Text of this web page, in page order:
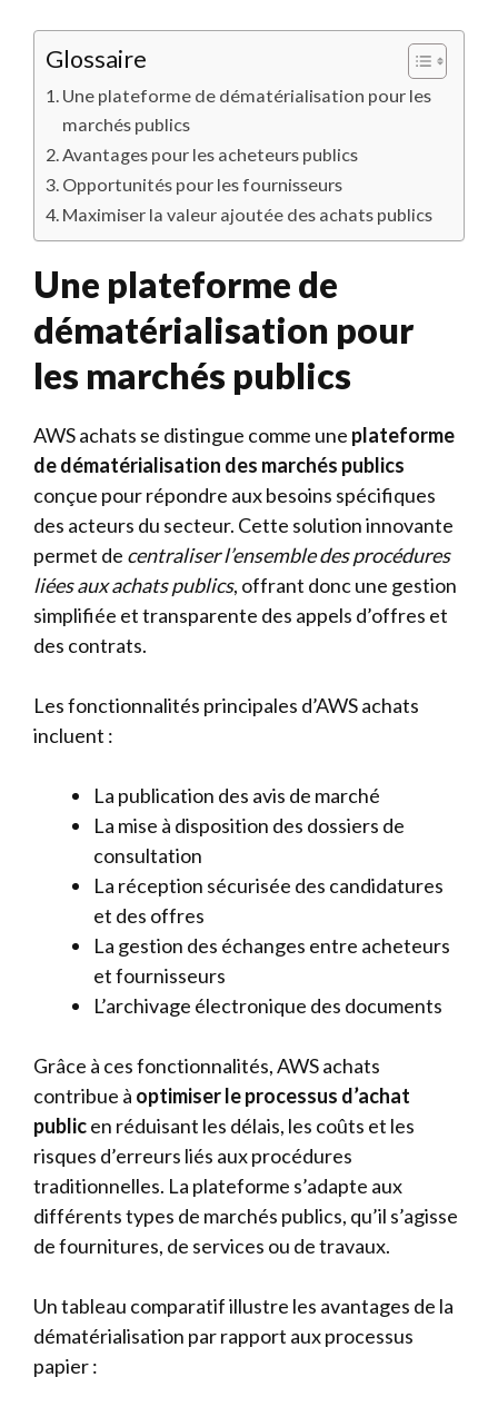
Glossaire
Une plateforme de dématérialisation pour les
marchés publics
Avantages pour les acheteurs publics
Opportunités pour les fournisseurs
Maximiser la valeur ajoutée des achats publics
Une plateforme de
dématérialisation pour
les marchés publics
AWS achats se distingue comme une plateforme
de dématérialisation des marchés publics
conçue pour répondre aux besoins spécifiques
des acteurs du secteur. Cette solution innovante
permet de centraliser l’ensemble des procédures
liées aux achats publics, offrant donc une gestion
simplifiée et transparente des appels d’offres et
des contrats.
Les fonctionnalités principales d’AWS achats
incluent :
La publication des avis de marché
La mise à disposition des dossiers de
consultation
La réception sécurisée des candidatures
et des offres
La gestion des échanges entre acheteurs
et fournisseurs
L’archivage électronique des documents
Grâce à ces fonctionnalités, AWS achats
contribue à optimiser le processus d’achat
publicen réduisant les délais, les coûts et les
risques d’erreurs liés aux procédures
traditionnelles. La plateforme s’adapte aux
différents types de marchés publics, qu’il s’agisse
de fournitures, de services ou de travaux.
Un tableau comparatif illustre les avantages de la
dématérialisation par rapport aux processus
papier :